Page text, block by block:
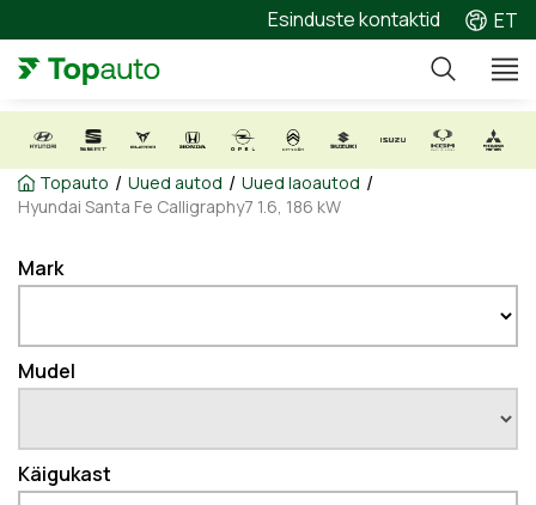
Esinduste kontaktid ET
Topauto / Uued autod / Uued laoautod /
Hyundai Santa Fe Calligraphy7 1.6, 186 kW
Mark
Mudel
Käigukast